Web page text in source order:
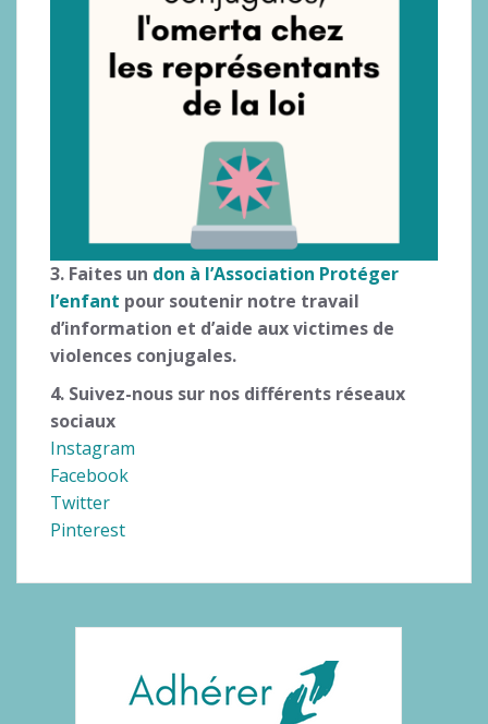
3. Faites un don à l’Association Protéger
l’enfant pour soutenir notre travail
d’information et d’aide aux victimes de
violences conjugales.
4. Suivez-nous sur nos différents réseaux
sociaux
Instagram
Facebook
Twitter
Pinterest